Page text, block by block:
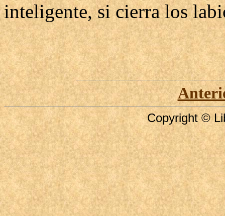
inteligente, si cierra los
Copyright ©